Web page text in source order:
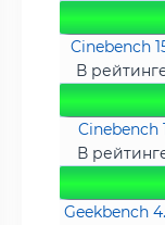
Cinebench
В
Cinebench
В
Geekbench